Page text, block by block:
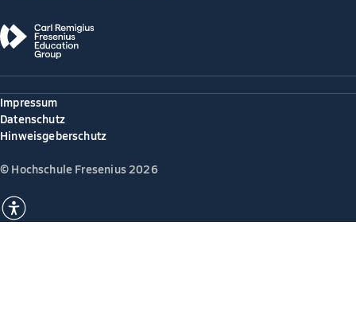
Impressum
Datenschutz
Hinweisgeberschutz
© Hochschule Fresenius 2026